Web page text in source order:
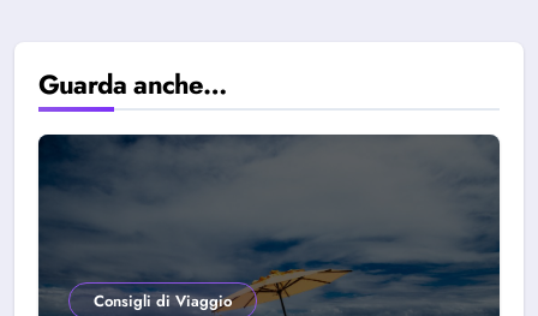
Guarda anche…
Consigli di Viaggio